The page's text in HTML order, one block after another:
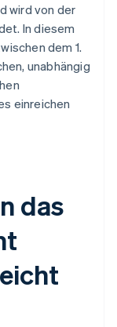
wird von der
In diesem
dem 1.
unabhängig
einreichen
das